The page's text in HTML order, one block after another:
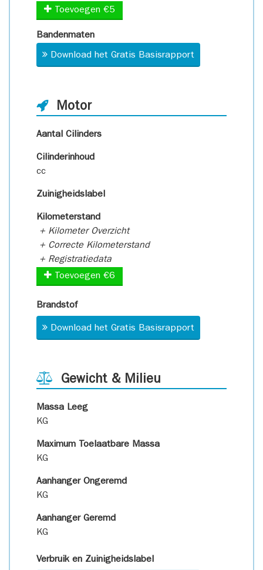
Toevoegen €5
Bandenmaten
Download het Gratis Basisrapport
Motor
Aantal Cilinders
Cilinderinhoud
cc
Zuinigheidslabel
Kilometerstand
+ Kilometer Overzicht
+ Correcte Kilometerstand
+ Registratiedata
Toevoegen €6
Brandstof
Download het Gratis Basisrapport
Gewicht & Milieu
Massa Leeg
KG
Maximum Toelaatbare Massa
KG
Aanhanger Ongeremd
KG
Aanhanger Geremd
KG
Verbruik en Zuinigheidslabel